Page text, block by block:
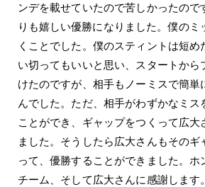
ンデを載せていたので苦しかったので
りも嬉しい優勝になりました。僕のミ
くことでした。僕のスティントは短
い切ってもいいと思い、スタートか
けたのですが、相手もノーミスで簡
んでした。ただ、相手がわずかなミス
ことができ、ギャップをつくって広大
ました。そうしたら広大さんもその
って、優勝することができました。ホ
チーム、そして広大さんに感謝します